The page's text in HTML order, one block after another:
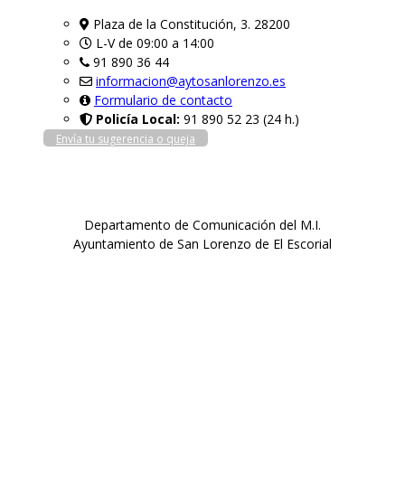
Plaza de la Constitución, 3. 28200
L-V de 09:00 a 14:00
91 890 36 44
informacion@aytosanlorenzo.es
Formulario de contacto
Policía Local: 91 890 52 23 (24 h.)
Envía tu sugerencia o queja
Departamento de Comunicación del M.I.
Ayuntamiento de San Lorenzo de El Escorial